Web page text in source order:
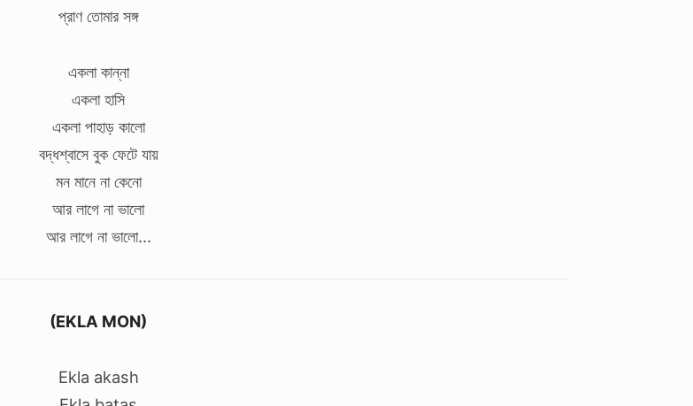
প্রাণ তোমার সঙ্গ
একলা কান্না
একলা হাসি
একলা পাহাড় কালো
বদ্ধশ্বাসে বুক ফেটে যায়
মন মানে না কেনো
আর লাগে না ভালো
আর লাগে না ভালো...
(EKLA MON)
Ekla akash